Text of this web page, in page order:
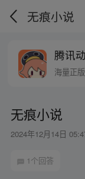
无痕小说
腾讯
海量正
无痕小说
2024年12月14日
1个回答